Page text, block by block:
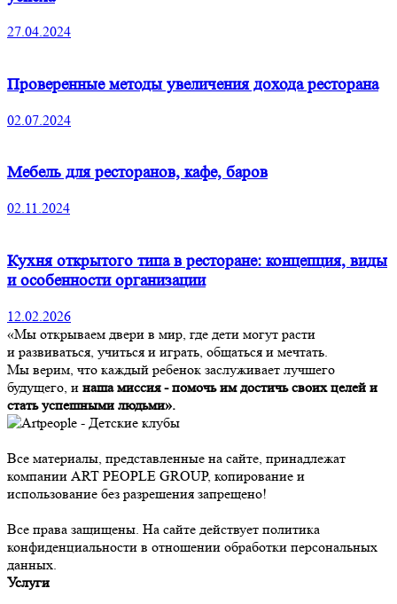
27.04.2024
Проверенные методы увеличения дохода ресторана
02.07.2024
Мебель для ресторанов, кафе, баров
02.11.2024
Кухня открытого типа в ресторане: концепция, виды
и особенности организации
12.02.2026
«Мы открываем двери в мир, где дети могут расти
и развиваться, учиться и играть, общаться и мечтать.
Мы верим, что каждый ребенок заслуживает лучшего
будущего, и наша миссия - помочь им достичь своих целей и
стать успешными людьми».
Все материалы, представленные на сайте, принадлежат
компании ART PEOPLE GROUP, копирование и
использование без разрешения запрещено!
Все права защищены. На сайте действует политика
конфиденциальности в отношении обработки персональных
данных.
Услуги